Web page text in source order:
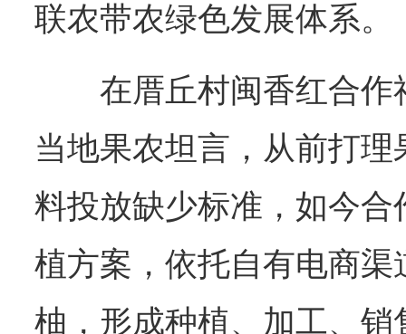
联农带农绿色发展体系。
在厝丘村闽香红合作
当地果农坦言，从前打
料投放缺少标准，如今
植方案，依托自有电商
柚，形成种植、加工、